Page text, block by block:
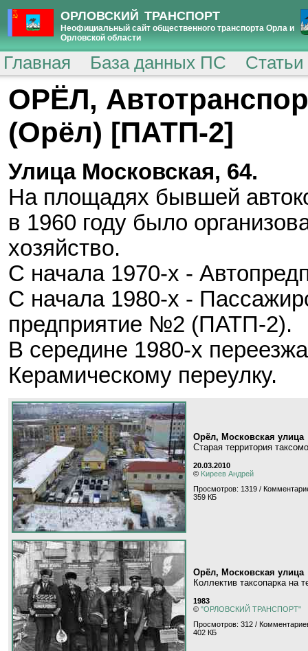
ОРЛОВСКИЙ ТРАНСПОРТ
Неофициальный сайт общественного транспорта Орла и
Орловской области
Главная База данных ПС
ОРЁЛ,
(Орёл) [ПАТП-2]
Улица Московская, 64.
На площадях бывшей
в 1960 году было
хозяйство.
С начала 1970-х -
С начала 1980-х -
предприятие №2 (ПАТП-2).
В середине 1980-х
Керамическому переулку.
Орёл, Московская улица
Старая территория
20.03.2010
© Kиpeeв Aндpeй
Просмотров: 1319 /
359 КБ
Орёл, Московская улица
Коллектив таксопарка на
1983
© "ОРЛОВСКИЙ ТРАНСПОРТ"
Просмотров: 312 /
402 КБ